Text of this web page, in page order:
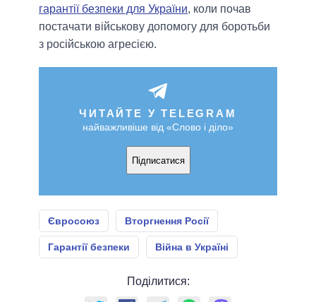
гарантії безпеки для України, коли почав
постачати військову допомогу для боротьби
з російською агресією.
ЧИТАЙТЕ У TELEGRAM
найважливіше від «Слово і діло»
Підписатися
Євросоюз Вторгнення Росії
Гарантії безпеки Війна в Україні
Поділитися: